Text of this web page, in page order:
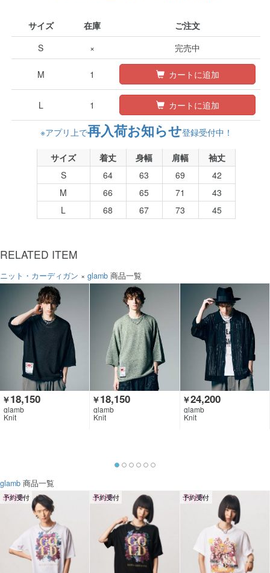
サイズ 在庫
ご注文
S
× 完売中
M 1 カートに追加
L 1 カートに追加
※アプリ上で再入荷お知らせ登録受付中！
サイズ 着丈 身幅 肩幅
袖丈
S
64 63 69
42
M
66 65 71
43
L
68 67 73 45
RELATED ITEM
ニット・カーディガン × glamb 商品一覧
￥18,150
glamb
Knit
￥18,150
glamb
Knit
￥24,200
glamb
Knit
glamb 商品一覧
予約受付 予約受付 予約受付